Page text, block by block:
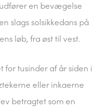
en bevægelse
slags solsikkedans på
løb, fra øst til vest.
for tusinder af år siden i
eller inkaerne
betragtet som en